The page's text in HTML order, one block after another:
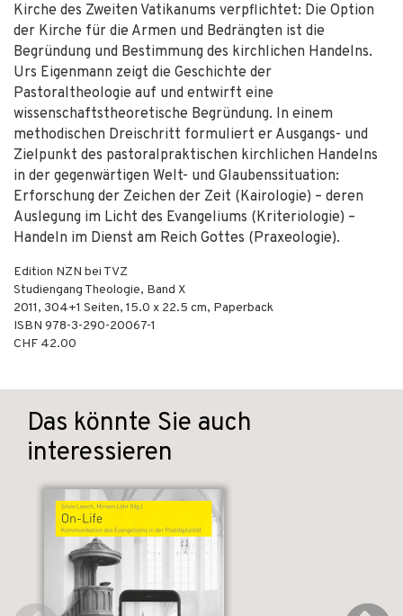
Kirche des Zweiten Vatikanums verpflichtet: Die Option
der Kirche für die Armen und Bedrängten ist die
Begründung und Bestimmung des kirchlichen Handelns.
Urs Eigenmann zeigt die Geschichte der
Pastoraltheologie auf und entwirft eine
wissenschaftstheoretische Begründung. In einem
methodischen Dreischritt formuliert er Ausgangs- und
Zielpunkt des pastoralpraktischen kirchlichen Handelns
in der gegenwärtigen Welt- und Glaubenssituation:
Erforschung der Zeichen der Zeit (Kairologie) – deren
Auslegung im Licht des Evangeliums (Kriteriologie) –
Handeln im Dienst am Reich Gottes (Praxeologie).
Edition NZN bei TVZ
Studiengang Theologie, Band X
2011, 304+1 Seiten, 15.0 x 22.5 cm, Paperback
ISBN 978-3-290-20067-1
CHF 42.00
Das könnte Sie auch
interessieren